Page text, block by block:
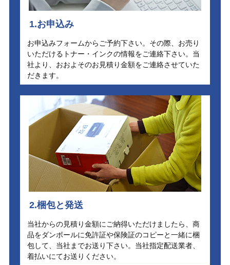
1.お申込み
お申込みフォームからご予約下さい。その際、お売り
いただけるトナー・インクの情報をご連絡下さい。当
社より、おおよそのお見積り金額をご連絡させていた
だきます。
2.梱包と発送
当社からの見積り金額にご納得いただけましたら、商
品をダンボールに免許証や保険証のコピーと一緒に梱
包して、当社までお送り下さい。当社指定配送業者、
着払いにてお送りください。